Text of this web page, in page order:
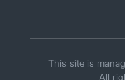
This site is
All